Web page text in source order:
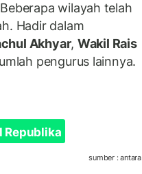
wilayah telah
Hadir dalam
Akhyar, Wakil Rais
pengurus lainnya.
Republika
sumber : antara